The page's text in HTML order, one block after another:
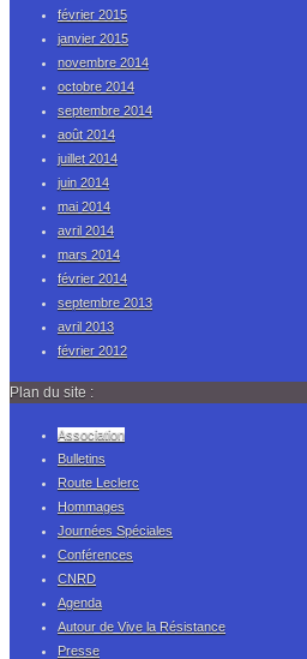
février 2015
janvier 2015
novembre 2014
octobre 2014
septembre 2014
août 2014
juillet 2014
juin 2014
mai 2014
avril 2014
mars 2014
février 2014
septembre 2013
avril 2013
février 2012
Plan du site :
Association
Bulletins
Route Leclerc
Hommages
Journées Spéciales
Conférences
CNRD
Agenda
Autour de Vive la Résistance
Presse